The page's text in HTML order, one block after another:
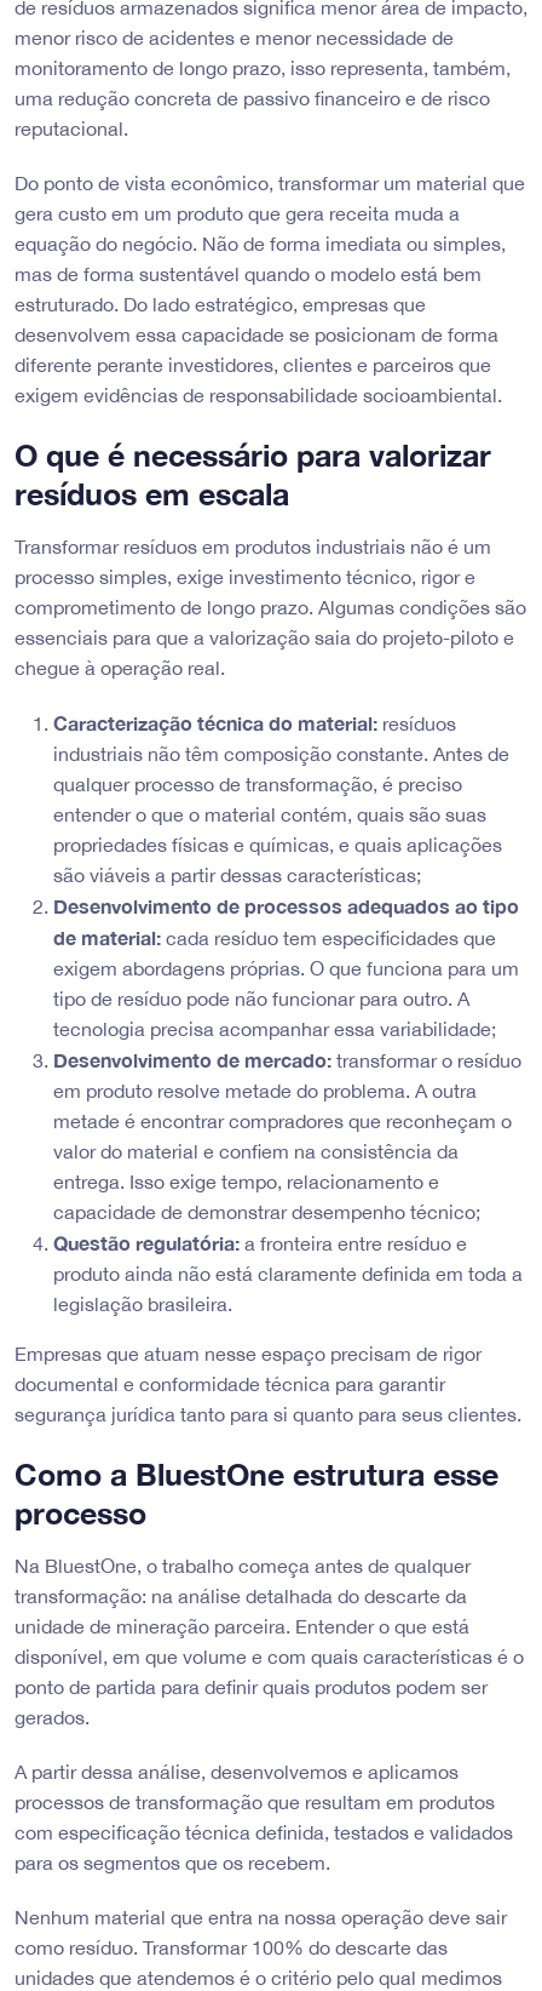
de resíduos armazenados significa menor área de impacto,
menor risco de acidentes e menor necessidade de
monitoramento de longo prazo, isso representa, também,
uma redução concreta de passivo financeiro e de risco
reputacional.
Do ponto de vista econômico, transformar um material que
gera custo em um produto que gera receita muda a
equação do negócio. Não de forma imediata ou simples,
mas de forma sustentável quando o modelo está bem
estruturado. Do lado estratégico, empresas que
desenvolvem essa capacidade se posicionam de forma
diferente perante investidores, clientes e parceiros que
exigem evidências de responsabilidade socioambiental.
O que é necessário para valorizar
resíduos em escala
Transformar resíduos em produtos industriais não é um
processo simples, exige investimento técnico, rigor e
comprometimento de longo prazo. Algumas condições são
essenciais para que a valorização saia do projeto-piloto e
chegue à operação real.
Caracterização técnica do material: resíduos
industriais não têm composição constante. Antes de
qualquer processo de transformação, é preciso
entender o que o material contém, quais são suas
propriedades físicas e químicas, e quais aplicações
são viáveis a partir dessas características;
Desenvolvimento de processos adequados ao tipo
de material: cada resíduo tem especificidades que
exigem abordagens próprias. O que funciona para um
tipo de resíduo pode não funcionar para outro. A
tecnologia precisa acompanhar essa variabilidade;
Desenvolvimento de mercado: transformar o resíduo
em produto resolve metade do problema. A outra
metade é encontrar compradores que reconheçam o
valor do material e confiem na consistência da
entrega. Isso exige tempo, relacionamento e
capacidade de demonstrar desempenho técnico;
Questão regulatória: a fronteira entre resíduo e
produto ainda não está claramente definida em toda a
legislação brasileira.
Empresas que atuam nesse espaço precisam de rigor
documental e conformidade técnica para garantir
segurança jurídica tanto para si quanto para seus clientes.
Como a BluestOne estrutura esse
processo
Na BluestOne, o trabalho começa antes de qualquer
transformação: na análise detalhada do descarte da
unidade de mineração parceira. Entender o que está
disponível, em que volume e com quais características é o
ponto de partida para definir quais produtos podem ser
gerados.
A partir dessa análise, desenvolvemos e aplicamos
processos de transformação que resultam em produtos
com especificação técnica definida, testados e validados
para os segmentos que os recebem.
Nenhum material que entra na nossa operação deve sair
como resíduo. Transformar 100% do descarte das
unidades que atendemos é o critério pelo qual medimos